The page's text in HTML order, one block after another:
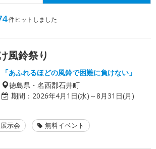
件ヒットしました
風鈴祭り
「あふれるほどの風鈴で困難に負けない」
徳島県・名西郡石井町
期間： 2026年4月1日(水)～8月31日(月)
示会 無料イベント